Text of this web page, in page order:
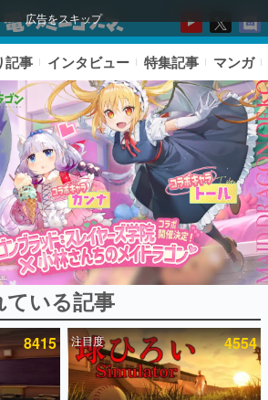
広告をスキップ
プ
ている記事ランキング
記事 インタビュー 特集記事 マンガ
いる記事
8415 注目度 4554